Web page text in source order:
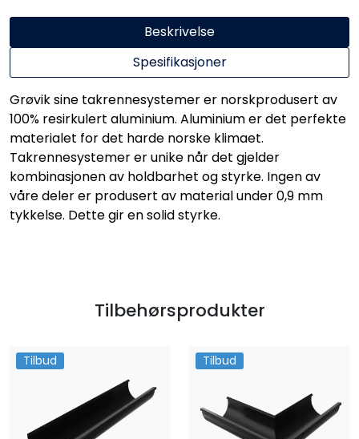
Beskrivelse
Spesifikasjoner
Grøvik sine takrennesystemer er norskprodusert av
100% resirkulert aluminium. Aluminium er det perfekte
materialet for det harde norske klimaet.
Takrennesystemer er unike når det gjelder
kombinasjonen av holdbarhet og styrke. Ingen av
våre deler er produsert av material under 0,9 mm
tykkelse. Dette gir en solid styrke.
Tilbehørsprodukter
Tilbud Tilbud